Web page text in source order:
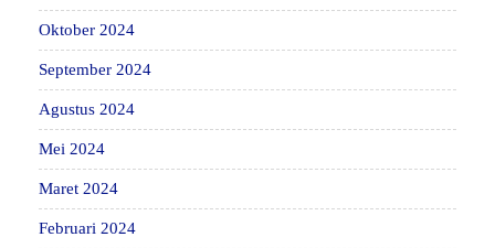
Oktober 2024
September 2024
Agustus 2024
Mei 2024
Maret 2024
Februari 2024